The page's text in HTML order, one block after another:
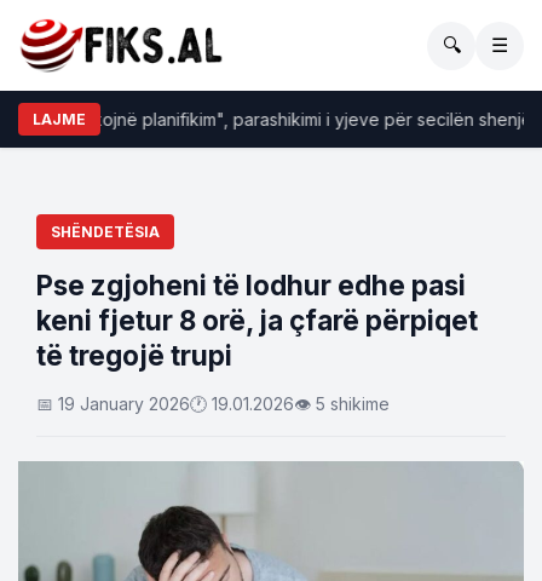
🔍 ☰
LAJME
kërkojnë planifikim", parashikimi i yjeve për secilën shenjë
SHËNDETËSIA
Pse zgjoheni të lodhur edhe pasi
keni fjetur 8 orë, ja çfarë përpiqet
të tregojë trupi
📅 19 January 2026🕐 19.01.2026👁 5 shikime